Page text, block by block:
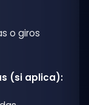
o giros
(si aplica):